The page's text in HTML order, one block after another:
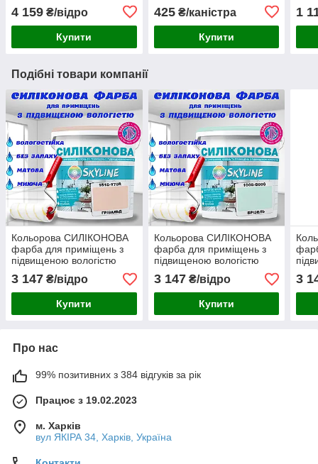
матова емаль SkyLine
Тумель 10 л
4 159 ₴/відро
Купити
425₴/каністра
Купити
1
Подібні товари компанії
Кольорова СИЛІКОНОВА
фарба для приміщень з
підвищеною вологістю
миюча протигрибкова
матова емаль SkyLine
Грівальд 10 л
3 147 ₴/відро
Купити
Кольорова СИЛІКОНОВА
фарба для приміщень з
підвищеною вологістю
миюча протигрибкова
матова емаль SkyLine
Брізель 10 л
3 147₴/відро
Купити
3
Про нас
99% позитивних з 384 відгуків за рік
Працює з 19.02.2023
м. Харків
вул ЯКІРА 34, Харків, Україна